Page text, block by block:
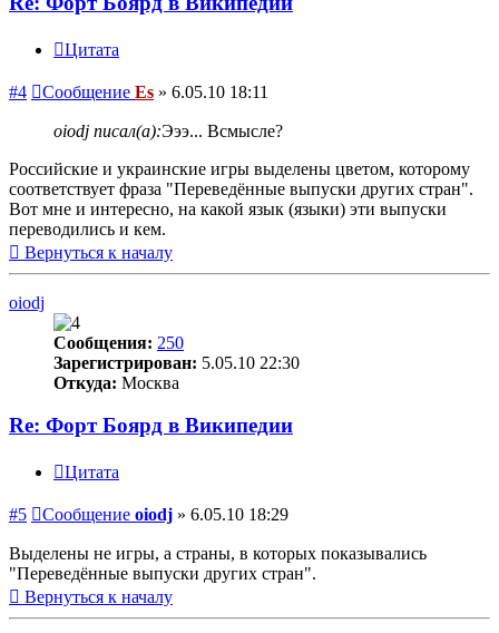
Цитата
#4 Сообщение Es » 6.05.10 18:11
oiodj писал(а):Эээ... Всмысле?
Российские и украинские игры выделены цветом, которому
соответствует фраза "Переведённые выпуски других стран".
Вот мне и интересно, на какой язык (языки) эти выпуски
переводились и кем.
Вернуться к началу
oiodj
Сообщения: 250
Зарегистрирован: 5.05.10 22:30
Откуда: Москва
Re: Форт Боярд в Википедии
Цитата
#5 Сообщение oiodj » 6.05.10 18:29
Выделены не игры, а страны, в которых показывались
"Переведённые выпуски других стран".
Вернуться к началу